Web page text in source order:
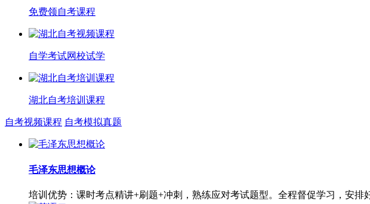
免费领自考课程
自学考试网校试学
湖北自考培训课程
自考视频课程 自考模拟真题
毛泽东思想概论
培训优势：课时考点精讲+刷题+冲刺，熟练应对考试题型。全程督促学习，安排